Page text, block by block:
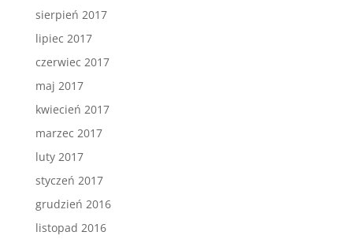
sierpień 2017
lipiec 2017
czerwiec 2017
maj 2017
kwiecień 2017
marzec 2017
luty 2017
styczeń 2017
grudzień 2016
listopad 2016